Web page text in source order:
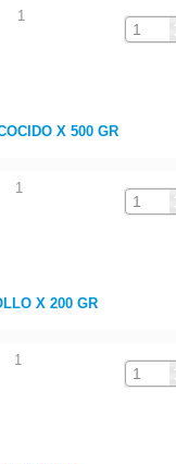
1
X 500 GR
1
X 200 GR
1